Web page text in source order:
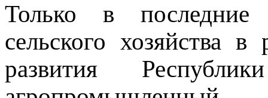
Только в последние
сельского хозяйства
развития